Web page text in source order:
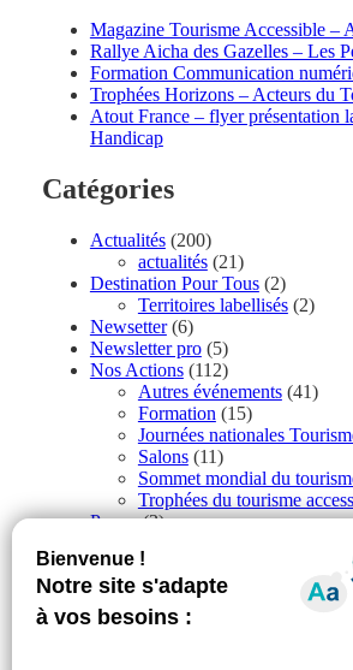
Magazine Tourisme Accessible –
Rallye Aicha des Gazelles – Les
Formation Communication
Trophées Horizons – Acteurs du
Atout France – flyer présentation
Handicap
Catégories
Actualités(200)
actualités(21)
Destination Pour Tous(2)
Territoires labellisés(2)
Newsetter(6)
Newsletter pro(5)
Nos Actions(112)
Autres événements(41)
Formation (15)
Journées nationales
Salons(11)
Sommet mondial du
Trophées du tourisme
Presse(3)